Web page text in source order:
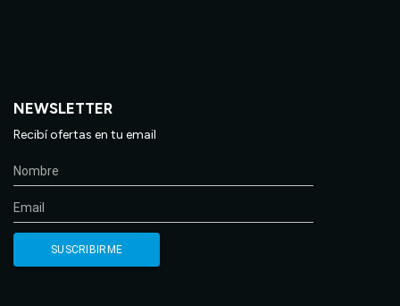
NEWSLETTER
Recibí ofertas en tu email